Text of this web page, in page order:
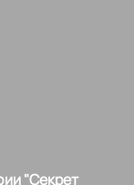
"Секрет